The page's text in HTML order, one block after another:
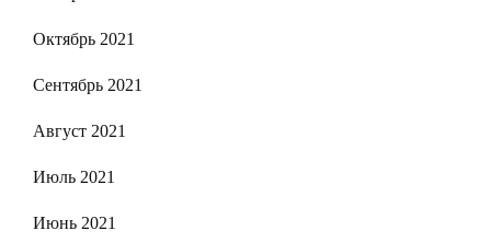
Октябрь 2021
Сентябрь 2021
Август 2021
Июль 2021
Июнь 2021